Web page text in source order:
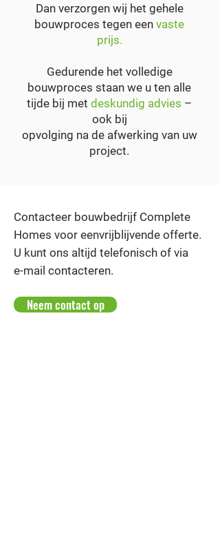
Dan verzorgen wij het gehele
bouwproces tegen een vaste
prijs.
Gedurende het volledige
bouwproces staan we u ten alle
tijde bij met deskundig advies –
ook bij
opvolging na de afwerking van uw
project.
Contacteer bouwbedrijf Complete
Homes voor eenvrijblijvende offerte.
U kunt ons altijd telefonisch of via
e-mail contacteren.
Neem contact op